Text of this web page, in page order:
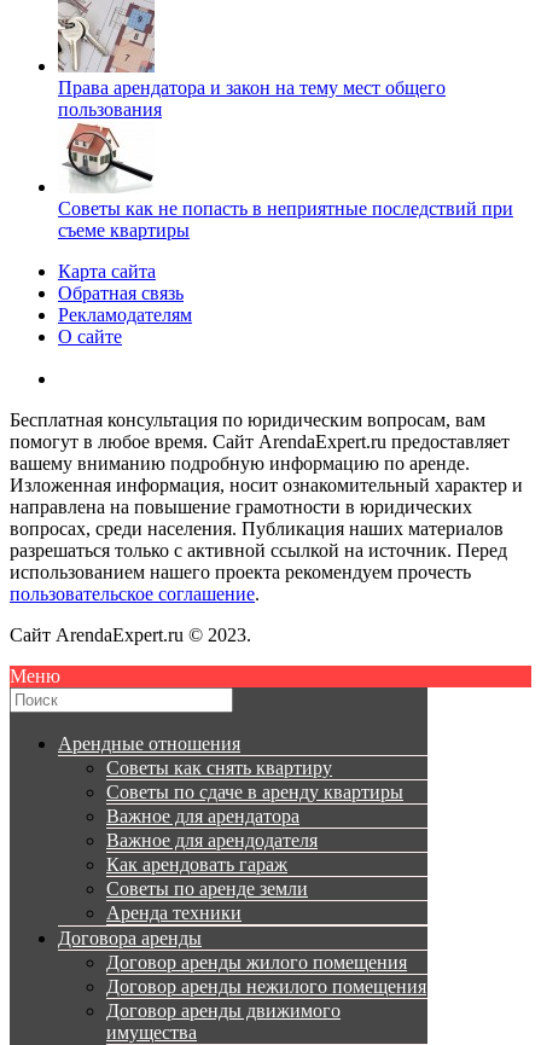
Права арендатора и закон на тему мест общего
пользования
Советы как не попасть в неприятные последствий при
съеме квартиры
Карта сайта
Обратная связь
Рекламодателям
О сайте
Бесплатная консультация по юридическим вопросам, вам
помогут в любое время. Сайт ArendaExpert.ru предоставляет
вашему вниманию подробную информацию по аренде.
Изложенная информация, носит ознакомительный характер и
направлена на повышение грамотности в юридических
вопросах, среди населения. Публикация наших материалов
разрешаться только с активной ссылкой на источник. Перед
использованием нашего проекта рекомендуем прочесть
пользовательское соглашение.
Сайт ArendaExpert.ru © 2023.
Меню
Арендные отношения
Советы как снять квартиру
Советы по сдаче в аренду квартиры
Важное для арендатора
Важное для арендодателя
Как арендовать гараж
Советы по аренде земли
Аренда техники
Договора аренды
Договор аренды жилого помещения
Договор аренды нежилого помещения
Договор аренды движимого
имущества